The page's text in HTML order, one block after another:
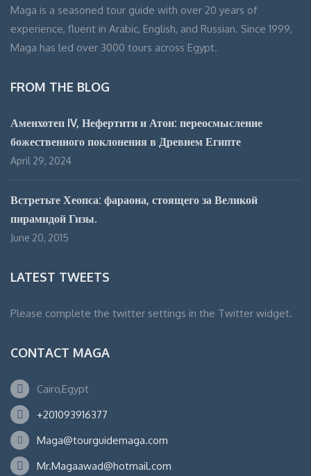
Maga is a seasoned tour guide with over 20 years of
experience, fluent in Arabic, English, and Russian. Since 1999,
Maga has led over 3000 tours across Egypt.
FROM THE BLOG
Аменхотеп IV, Нефертити и Атон: переосмысление
божественного поклонения в Древнем Египте
April 29, 2024
Встретьте Хеопса: фараона, стоящего за Великой
пирамидой Гизы.
June 20, 2015
LATEST TWEETS
Please complete the twitter settings in the Twitter widget.
CONTACT MAGA
Cairo,Egypt
+201093916377
Maga@tourguidemaga.com
Mr.Magaawad@hotmail.com